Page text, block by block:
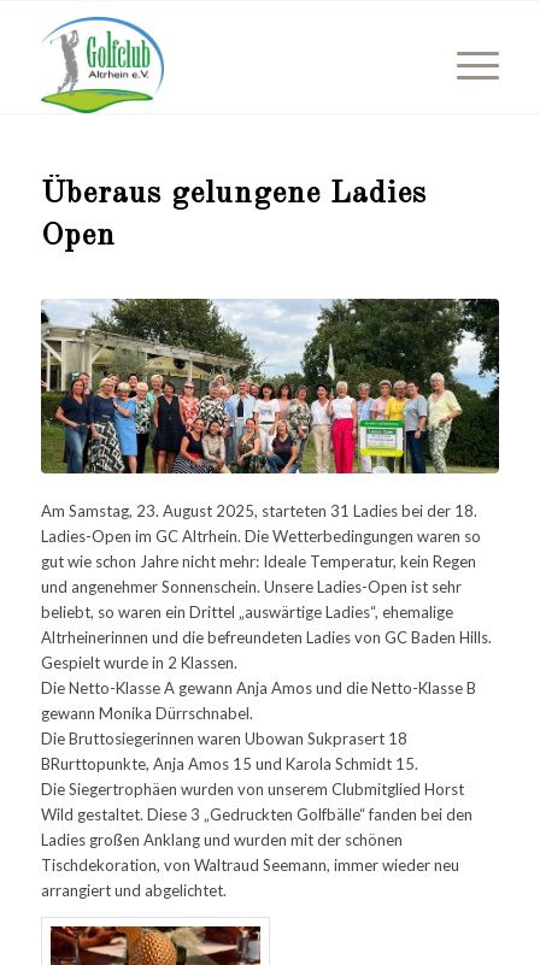
Überaus gelungene Ladies
Open
Am Samstag, 23. August 2025, starteten 31 Ladies bei der 18.
Ladies-Open im GC Altrhein. Die Wetterbedingungen waren so
gut wie schon Jahre nicht mehr: Ideale Temperatur, kein Regen
und angenehmer Sonnenschein. Unsere Ladies-Open ist sehr
beliebt, so waren ein Drittel „auswärtige Ladies“, ehemalige
Altrheinerinnen und die befreundeten Ladies von GC Baden Hills.
Gespielt wurde in 2 Klassen.
Die Netto-Klasse A gewann Anja Amos und die Netto-Klasse B
gewann Monika Dürrschnabel.
Die Bruttosiegerinnen waren Ubowan Sukprasert 18
BRurttopunkte, Anja Amos 15 und Karola Schmidt 15.
Die Siegertrophäen wurden von unserem Clubmitglied Horst
Wild gestaltet. Diese 3 „Gedruckten Golfbälle“ fanden bei den
Ladies großen Anklang und wurden mit der schönen
Tischdekoration, von Waltraud Seemann, immer wieder neu
arrangiert und abgelichtet.